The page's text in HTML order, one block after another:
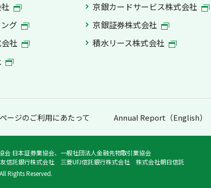
京銀カードサービス株式会社
グ
京銀証券株式会社
社
積水リース株式会社
ージのご利用にあたって Annual Report（English）
日本証券業協会、一般社団法人金融先物取引業協会
託銀行株式会社 三菱UFJ信託銀行株式会社 株式会社朝日信託
Rights Reserved.